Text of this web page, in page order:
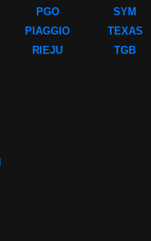
PGO
PIAGGIO
RIEJU
SYM
TEXAS
TGB